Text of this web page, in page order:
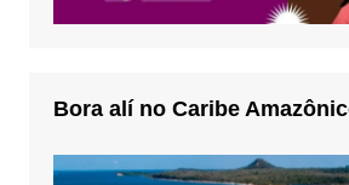
Bora alí no Caribe